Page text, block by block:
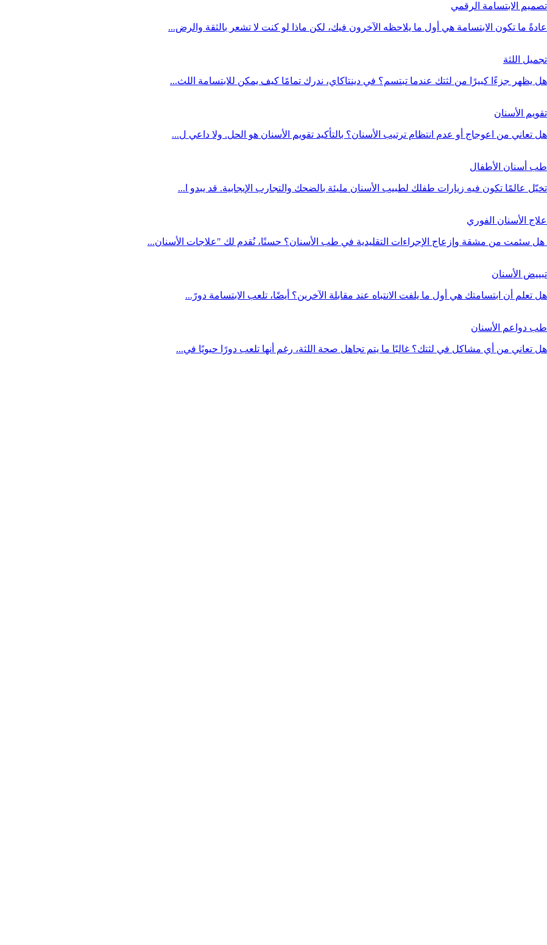
تصميم الابتسامة الرقمي
عادةً ما تكون الابتسامة هي أول ما يلاحظه الآخرون فيك، لكن ماذا لو كنت لا تشعر بالثقة والرض...
تجميل اللثة
هل يظهر جزءًا كبيرًا من لثتك عندما تبتسم؟ في دينتاكاي، ندرك تمامًا كيف يمكن للابتسامة اللث...
تقويم الأسنان
هل تعاني من اعوجاج أو عدم انتظام ترتيب الأسنان؟ بالتأكيد تقويم الأسنان هو الحل. ولا داعي ل...
طب أسنان الأطفال
تخيّل عالمًا تكون فيه زيارات طفلك لطبيب الأسنان مليئة بالضحك والتجارب الإيجابية. قد يبدو ا...
علاج الأسنان الفوري
هل سئمت من مشقة وإزعاج الإجراءات التقليدية في طب الأسنان؟ حسنًا، نُقدم لك "علاجات الأسنان...
تبييض الأسنان
هل تعلم أن ابتسامتك هي أول ما يلفت الانتباه عند مقابلة الآخرين؟ أيضًا، تلعب الابتسامة دورً...
طب دواعم الأسنان
هل تعاني من أي مشاكل في لثتك؟ غالبًا ما يتم تجاهل صحة اللثة، رغم أنها تلعب دورًا حيويًا في...